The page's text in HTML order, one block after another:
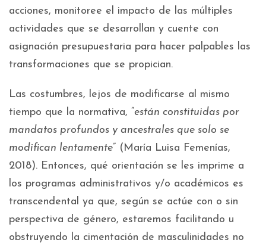
acciones, monitoree el impacto de las múltiples
actividades que se desarrollan y cuente con
asignación presupuestaria para hacer palpables las
transformaciones que se propician.
Las costumbres, lejos de modificarse al mismo
tiempo que la normativa, “están constituidas por
mandatos profundos y ancestrales que solo se
modifican lentamente” (María Luisa Femenías,
2018). Entonces, qué orientación se les imprime a
los programas administrativos y/o académicos es
transcendental ya que, según se actúe con o sin
perspectiva de género, estaremos facilitando u
obstruyendo la cimentación de masculinidades no